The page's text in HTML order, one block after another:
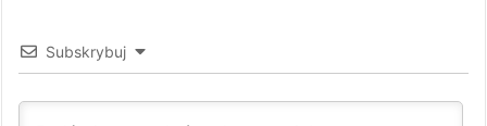
Subskrybuj